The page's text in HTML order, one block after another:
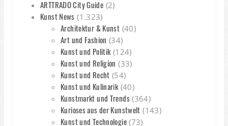
ARTTRADO City Guide (2)
Kunst News (1.323)
Architektur & Kunst (40)
Art und Fashion (34)
Kunst und Politik(124)
Kunst und Religion (33)
Kunst und Recht (54)
Kunst und Kulinarik(40)
Kunstmarkt und Trends(364)
Kurioses aus der Kunstwelt (143)
Kunst und Technologie(73)